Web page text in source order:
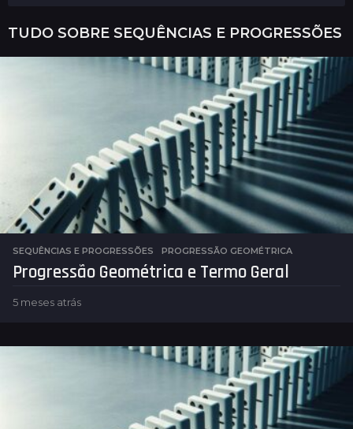
TUDO SOBRE SEQUÊNCIAS E PROGRESSÕES
SEQUÊNCIAS E PROGRESSÕES PROGRESSÃO GEOMÉTRICA
Progressão Geométrica e Termo Geral
5 meses atrás
s